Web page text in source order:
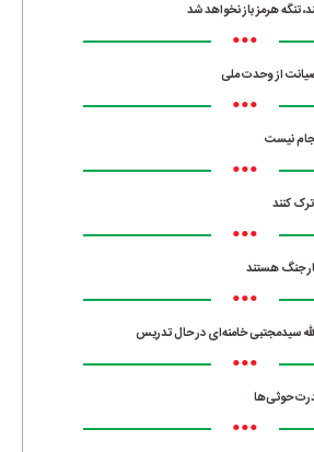
تنگه هرمز باز نخواهد شد
•••
از وحدت ملی
•••
نیست
•••
کنند
•••
جنگ هستند
•••
سیدمجتبی خامنه‌ای در حال تدریس
•••
حوثی‌ها
•••